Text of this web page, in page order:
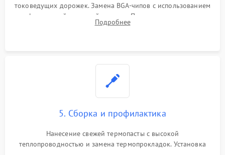
токоведущих дорожек. Замена BGA-чипов с использованием
инфракрасной паяльной станции. Прошивка микросхемы
BIOS или замена поврежденных портов USB
Подробнее
5. Сборка и профилактика
Нанесение свежей термопасты с высокой
теплопроводностью и замена термопрокладок. Установка